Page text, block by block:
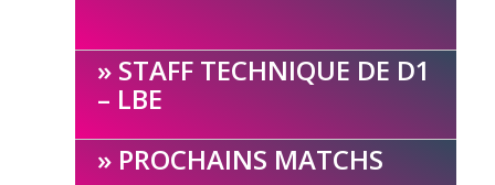
STAFF TECHNIQUE DE D1
– LBE
PROCHAINS MATCHS